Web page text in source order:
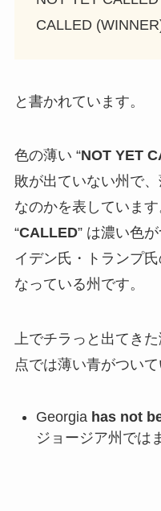
CALLED
と書かれています。
色の薄い “NOT YET
敗が出ていない州で
なのかを表しています
“CALLED” は濃い色
イデン氏・トランプ
なっている州です。
上でチラっと出てき
点では薄い青がついて
Georgia has not
ジョージア州では